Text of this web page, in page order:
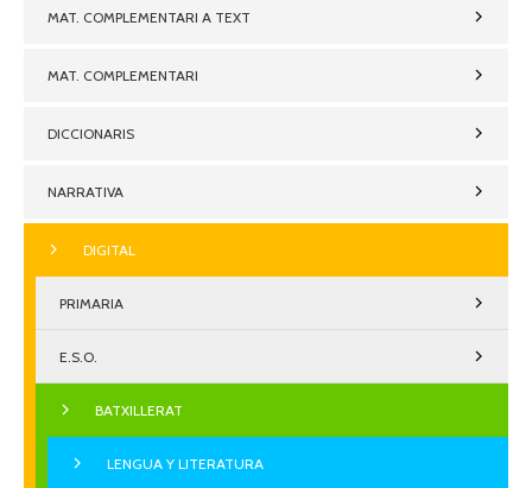
MAT. COMPLEMENTARI A TEXT
MAT. COMPLEMENTARI
DICCIONARIS
NARRATIVA
DIGITAL
PRIMARIA
E.S.O.
BATXILLERAT
LENGUA Y LITERATURA